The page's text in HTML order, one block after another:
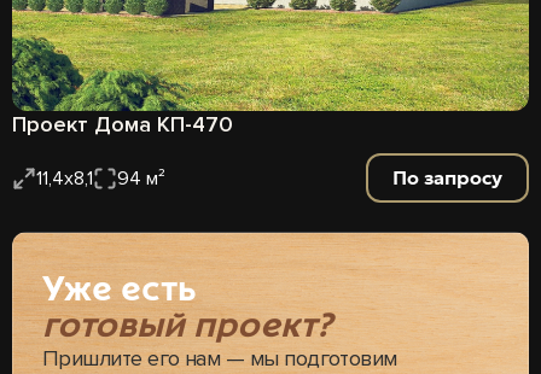
Проект Дома КП-470
11,4х8,1 94 м² По запросу
Уже есть
готовый проект?
Пришлите его нам — мы подготовим